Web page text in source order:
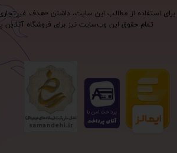
برای استفاده از مطالب این سایت، داشتن «هدف
تمام حقوق اين وب‌سايت نیز برای فروشگاه